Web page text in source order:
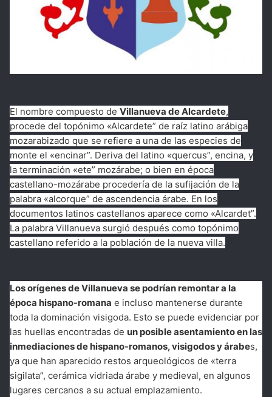
El nombre compuesto de Villanueva de Alcardete,
procede del topónimo «Alcardete” de raíz latino arábiga
mozarabizado que se refiere a una de las especies de
monte el «encinar”. Deriva del latino «quercus”, encina, y
la terminación «ete” mozárabe; o bien en época
castellano-mozárabe procedería de la sufijación de la
palabra «alcorque” de ascendencia árabe. En los
documentos latinos castellanos aparece como «Alcardet”.
La palabra Villanueva surgió después como topónimo
castellano referido a la población de la nueva villa.
Los orígenes de Villanueva se podrían remontar a la
época hispano-romana e incluso mantenerse durante
toda la dominación visigoda. Esto se puede evidenciar por
las huellas encontradas de un posible asentamiento en las
inmediaciones de hispano-romanos, visigodos y árabes,
ya que han aparecido restos arqueológicos de «terra
sigilata”, cerámica vidriada árabe y medieval, en algunos
lugares cercanos a su actual emplazamiento.